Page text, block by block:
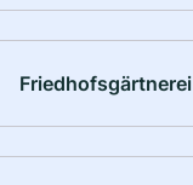
Friedhofsgärtnerei